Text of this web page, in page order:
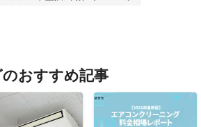
おすすめ記事